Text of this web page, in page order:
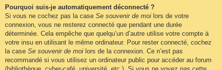
Pourquoi suis-je automatiquement déconnecté ?
Si vous ne cochez pas la case Se souvenir de moi lors de votre
connexion, vous ne resterez connecté que pendant une durée
déterminée. Cela empêche que quelqu’un d’autre utilise votre compte à
votre insu en utilisant le même ordinateur. Pour rester connecté, cochez
la case Se souvenir de moi lors de la connexion. Ce n’est pas
recommandé si vous utilisez un ordinateur public pour accéder au forum